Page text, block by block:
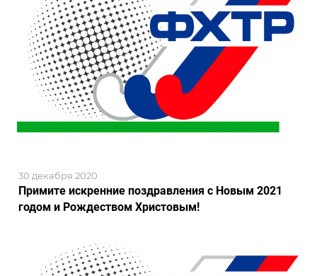
Примите искренние поздравления с Новым 2021
годом и Рождеством Христовым!
30 декабря 2020